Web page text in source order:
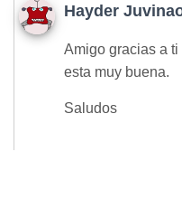
Hayder
Amigo gracias a
esta muy buena.
Saludos